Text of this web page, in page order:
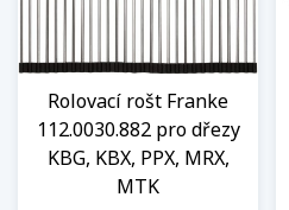
Rolovací rošt Franke
112.0030.882 pro dřezy
KBG, KBX, PPX, MRX,
MTK